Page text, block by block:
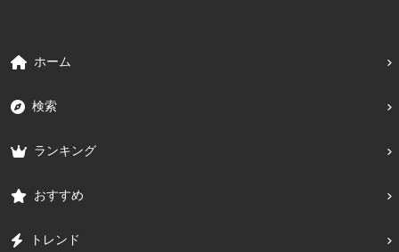
ホーム
検索
ランキング
おすすめ
トレンド